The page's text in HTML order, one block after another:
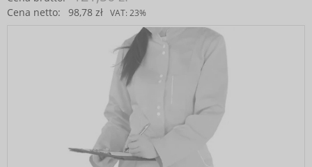
Cena netto: 98,78 zł VAT: 23%